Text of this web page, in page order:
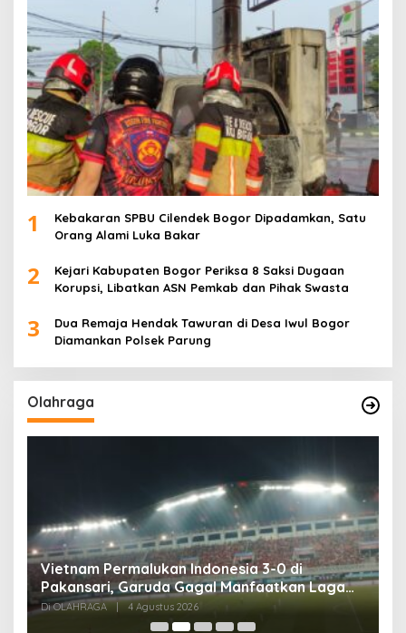
1
Kebakaran SPBU Cilendek Bogor Dipadamkan, Satu
Orang Alami Luka Bakar
2
Kejari Kabupaten Bogor Periksa 8 Saksi Dugaan
Korupsi, Libatkan ASN Pemkab dan Pihak Swasta
3
Dua Remaja Hendak Tawuran di Desa Iwul Bogor
Diamankan Polsek Parung
Olahraga
Vietnam Permalukan Indonesia 3-0 di
Pakansari, Garuda Gagal Manfaatkan Laga
Kandang
Di OLAHRAGA 4 Agustus 2026